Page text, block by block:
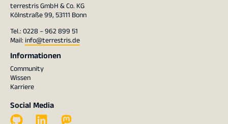
terrestris GmbH & Co. KG
Kölnstraße 99, 53111 Bonn
Tel.: 0228 – 962 899 51
Mail: info@terrestris.de
Informationen
Community
Wissen
Karriere
Social Media